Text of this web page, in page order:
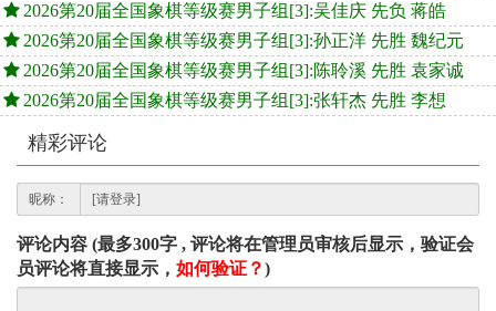
2026第20届全国象棋等级赛男子组[3]:吴佳庆 先负 蒋皓
2026第20届全国象棋等级赛男子组[3]:孙正洋 先胜 魏纪元
2026第20届全国象棋等级赛男子组[3]:陈聆溪 先胜 袁家诚
2026第20届全国象棋等级赛男子组[3]:张轩杰 先胜 李想
精彩评论
昵称：
评论内容 (最多300字 , 评论将在管理员审核后显示，验证会
员评论将直接显示， 如何验证？)